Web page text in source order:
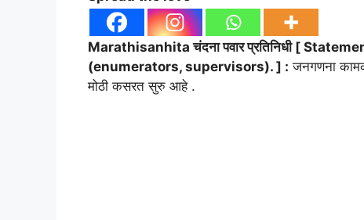
Marathisanhita चंदना पवार प्रतिनिधी [
(enumerators, supervisors). ] : जनगणना
मोठी कसरत सुरु आहे .